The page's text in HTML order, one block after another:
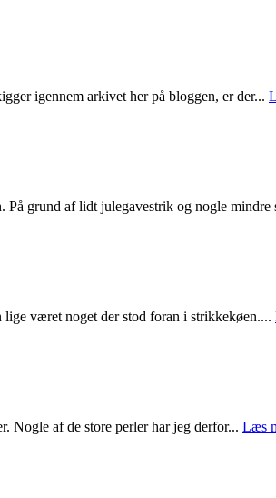
igennem arkivet her på bloggen, er der...
grund af lidt julegavestrik og nogle mindre
været noget der stod foran i strikkekøen....
Nogle af de store perler har jeg derfor... Læs